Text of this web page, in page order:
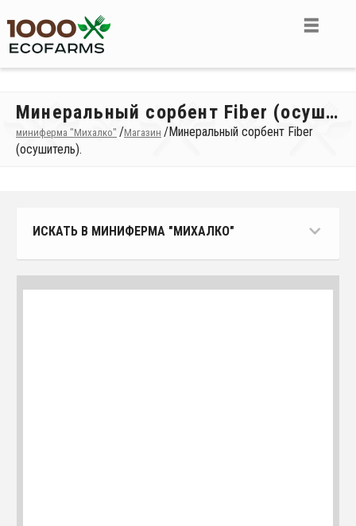
Минеральный сорбент Fiber (осушитель).
миниферма "Михалко" /Магазин /Минеральный сорбент Fiber
(осушитель).
ИСКАТЬ В МИНИФЕРМА "МИХАЛКО"